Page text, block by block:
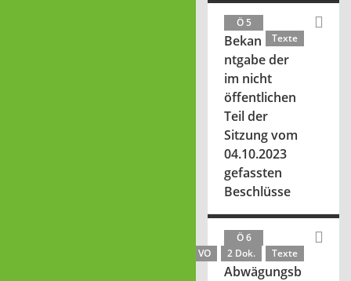
Ö 5
Texte
Bekan
ntgabe der
im nicht
öffentlichen
Teil der
Sitzung vom
04.10.2023
gefassten
Beschlüsse
Ö 6
VO
2 Dok. Texte
Abwägungsb